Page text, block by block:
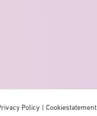
Policy Cookiestatement